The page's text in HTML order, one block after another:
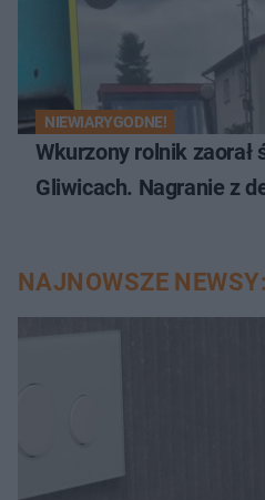
NIEWIARYGODNE!
Wkurzony rolnik zaorał
Gliwicach. Nagranie z
NAJNOWSZE NEWSY: